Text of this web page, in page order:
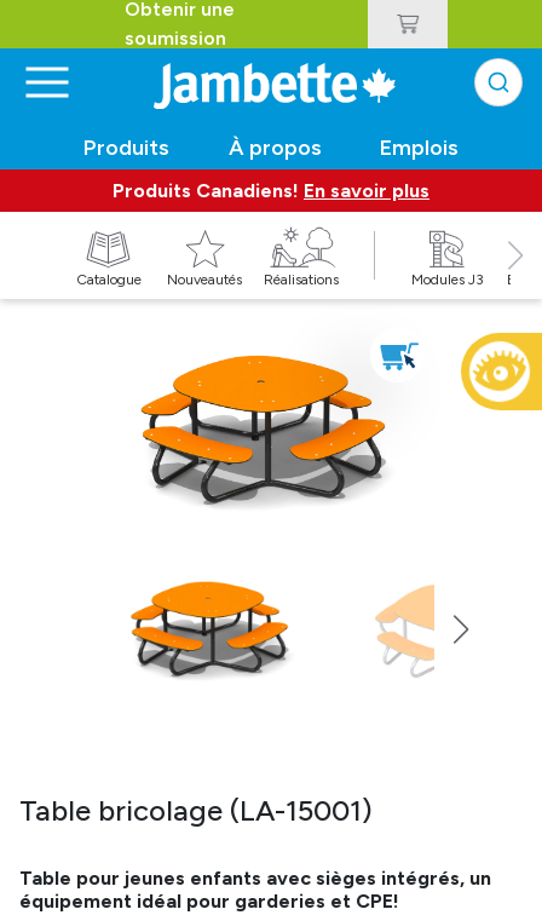
Obtenir une
soumission
Produits À propos Emplois
Produits Canadiens! En savoir plus
Catalogue Nouveautés Réalisations Modules J3
Table bricolage (LA-15001)
Table pour jeunes enfants avec sièges intégrés, un
équipement idéal pour garderies et CPE!